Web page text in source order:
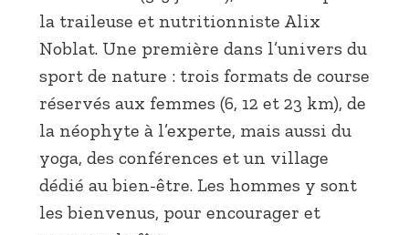
la traileuse et nutritionniste Alix
Noblat. Une première dans l’univers du
sport de nature : trois formats de course
réservés aux femmes (6, 12 et 23 km), de
la néophyte à l’experte, mais aussi du
yoga, des conférences et un village
dédié au bien-être. Les hommes y sont
les bienvenus, pour encourager et